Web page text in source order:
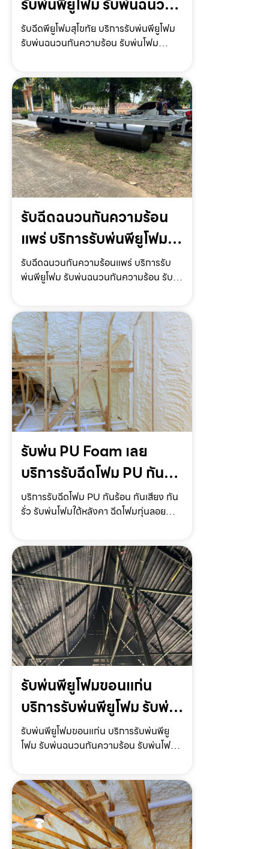
รับพ่นพียูโฟม รับพ่นฉนวน
กันความร้อน รับพ่นโฟม
หลังคา ราคาถูก
รับฉีดพียูโฟมสุโขทัย บริการรับพ่นพียูโฟม
รับพ่นฉนวนกันความร้อน รับพ่นโฟม
บริการโดย รับฉีดโฟม.com ผู้ให้บริการรับ
พ่นพียูโ…
รับฉีดฉนวนกันความร้อน
แพร่ บริการรับพ่นพียูโฟม
รับพ่นฉนวนกันความร้อน
รับพ่นโฟมหลังคา ราคาถูก
รับฉีดฉนวนกันความร้อนแพร่ บริการรับ
พ่นพียูโฟม รับพ่นฉนวนกันความร้อน รับ
ความร้อนแพร่ ให้บริการโดย รับฉีด
โฟม.com ผู้ให้บริการร…
รับพ่น PU Foam เลย
บริการรับฉีดโฟม PU กัน
ร้อน กันเสียง กันรั่ว แบบ
ครบวงจร
บริการรับฉีดโฟม PU กันร้อน กันเสียง กัน
รั่ว รับพ่นโฟมใต้หลังคา ฉีดโฟมทุ่นลอยน้ำ
รับฉีดโฟม.com บริการรับฉีดโฟม PU กัน
ร้อน กันเ…
รับพ่นพียูโฟมขอนแก่น
บริการรับพ่นพียูโฟม รับพ่น
ฉนวนกันความร้อน รับพ่น
โฟมหลังคา ราคาถูก
รับพ่นพียูโฟมขอนแก่น บริการรับพ่นพียู
โฟม รับพ่นฉนวนกันความร้อน รับพ่นโฟม
ให้บริการโดย รับฉีดโฟม.com ผู้ให้บริการ
รับพ่นพียูโ…